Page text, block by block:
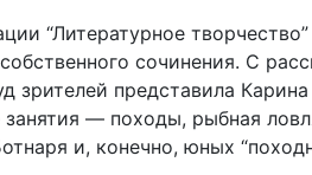
“Литературное
сочинения. С
зрителей представила
— походы, рыбная
и, конечно, юных